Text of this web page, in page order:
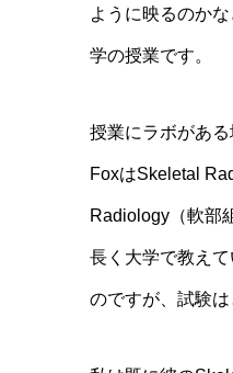
ように映るのか
学の授業です。
授業にラボがあ
FoxはSkeletal
Radiology（軟部
長く大学で教え
のですが、試験は